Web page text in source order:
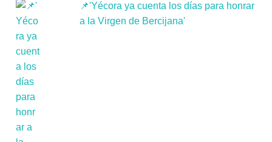
📌'Yécora ya cuenta los días para honrar
a la Virgen de Bercijana'